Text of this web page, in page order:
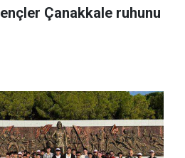
Çanakkale ruhunu